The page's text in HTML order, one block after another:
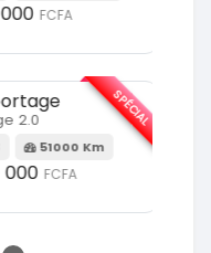
FCFA
2.0
51000 Km
000FCFA
SPÉCIAL